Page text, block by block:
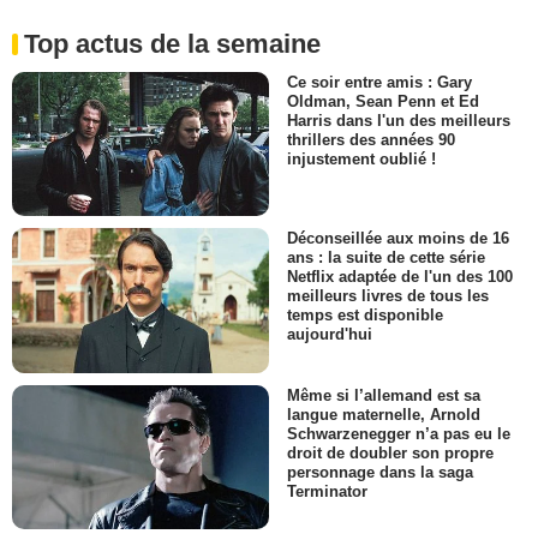
Top actus de la semaine
Ce soir entre amis : Gary
Oldman, Sean Penn et Ed
Harris dans l'un des meilleurs
thrillers des années 90
injustement oublié !
Déconseillée aux moins de 16
ans : la suite de cette série
Netflix adaptée de l'un des 100
meilleurs livres de tous les
temps est disponible
aujourd'hui
Même si l’allemand est sa
langue maternelle, Arnold
Schwarzenegger n’a pas eu le
droit de doubler son propre
personnage dans la saga
Terminator